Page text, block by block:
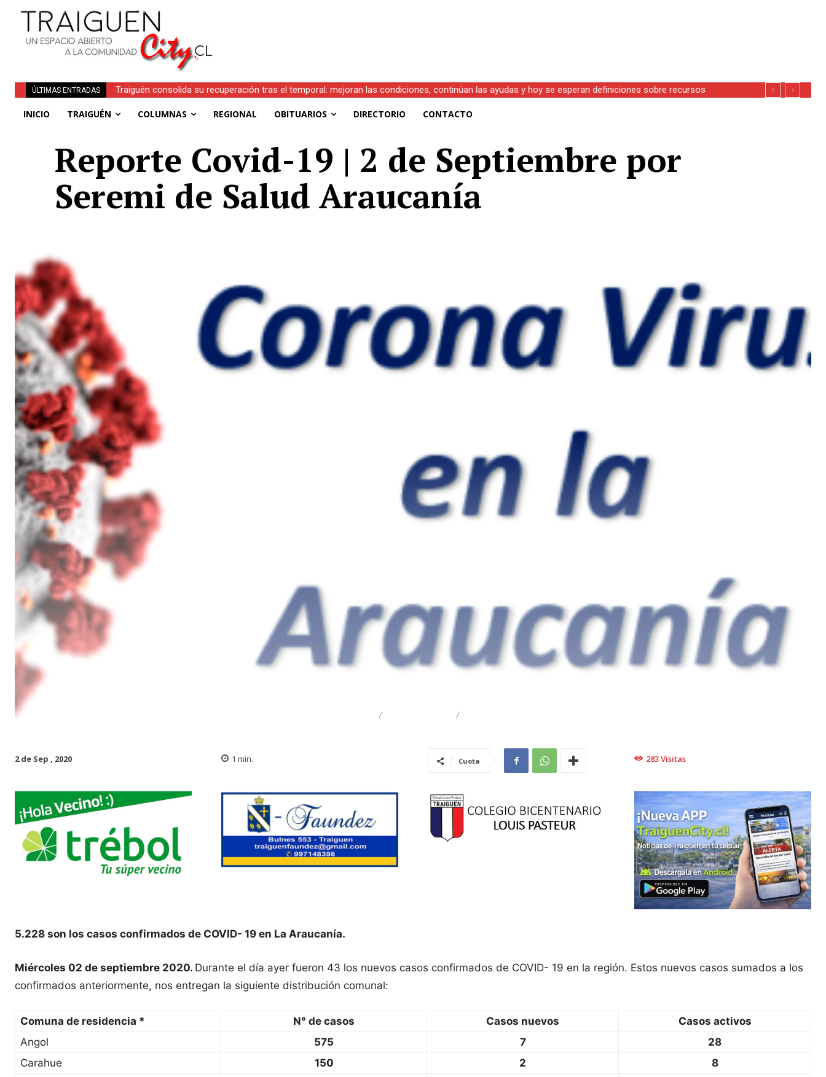
ÚLTIMAS ENTRADAS
Traiguén consolida su recuperación tras el temporal: mejoran las condiciones, continúan las ayudas y hoy se esperan definiciones sobre recursos
INICIO TRAIGUÉN COLUMNAS REGIONAL OBITUARIOS DIRECTORIO CONTACTO
Reporte Covid-19 | 2 de Septiembre por
Seremi de Salud Araucanía
2 de Sep , 2020 1 min. Cuota 283Visitas
5.228 son los casos confirmados de COVID- 19 en La Araucanía.
Miércoles 02 de septiembre 2020. Durante el día ayer fueron 43 los nuevos casos confirmados de COVID- 19 en la región. Estos nuevos casos sumados a los
confirmados anteriormente, nos entregan la siguiente distribución comunal:
Comuna de residencia * N° de casos Casos nuevos
Casos activos
Angol
575 7
28
Carahue
150 2
8